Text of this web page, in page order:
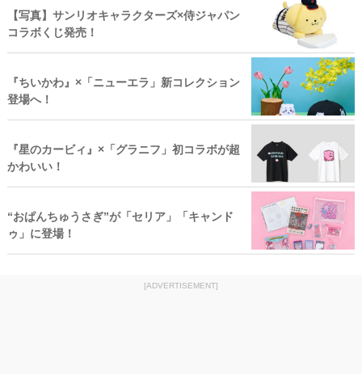
【写真】サンリオキャラクターズ×侍ジャパン
コラボくじ発売！
『ちいかわ』×「ニューエラ」新コレクション
登場へ！
『星のカービィ』×「グラニフ」初コラボが超
かわいい！
“おぱんちゅうさぎ”が「セリア」「キャンド
ゥ」に登場！
[ADVERTISEMENT]